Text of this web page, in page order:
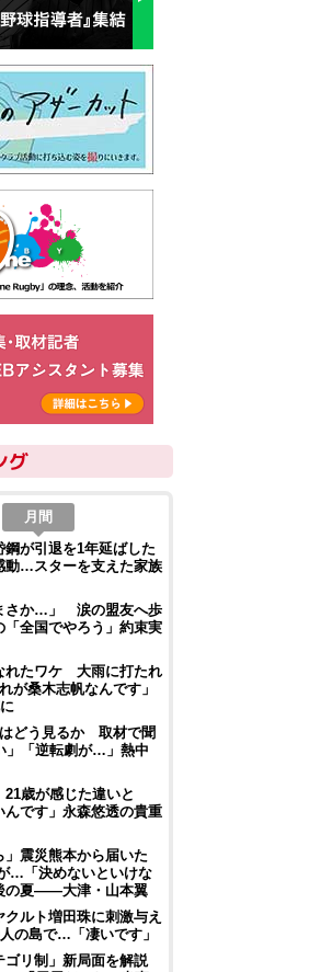
月間
が引退を1年延ばした
…スターを支えた家族
さか…」 涙の盟友へ歩
全国でやろう」約束実
れたワケ 大雨に打たれ
が桑木志帆なんです」
どう見るか 取材で聞
」「逆転劇が…」熱中
歳が感じた違いと
です」永森悠透の貴重
」震災熊本から届いた
…「決めないといけな
の夏――大津・山本翼
ルト増田珠に刺激与え
の島で…「凄いです」
ゴリ制」新局面を解説